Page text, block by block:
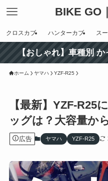
BIKE GO
クロスカブ ハンターカブ ス
【おしゃれ】車種別
ホーム ヤマハ YZF-R25
【最新】YZF-R25
ッグは？大容量か
広告 ヤマハ YZF-R25